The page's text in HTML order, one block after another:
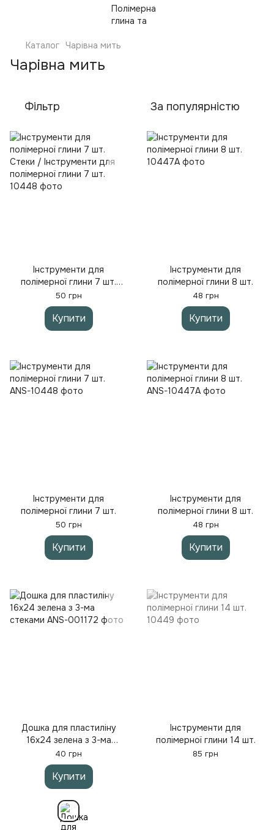
Каталог Чарівна мить
Чарівна мить
Фільтр За популярністю
Інструменти для
полімерної глини 7 шт.
Стеки / Інструменти для
полімерної глини 7 шт.
50 грн
Купити
Інструменти для
полімерної глини 8 шт.
48 грн
Купити
Інструменти для
полімерної глини 7 шт.
50 грн
Купити
Інструменти для
полімерної глини 8 шт.
48 грн
Купити
Дошка для пластиліну
16х24 зелена з 3-ма
стеками
40 грн
Купити
Інструменти для
полімерної глини 14 шт.
85 грн